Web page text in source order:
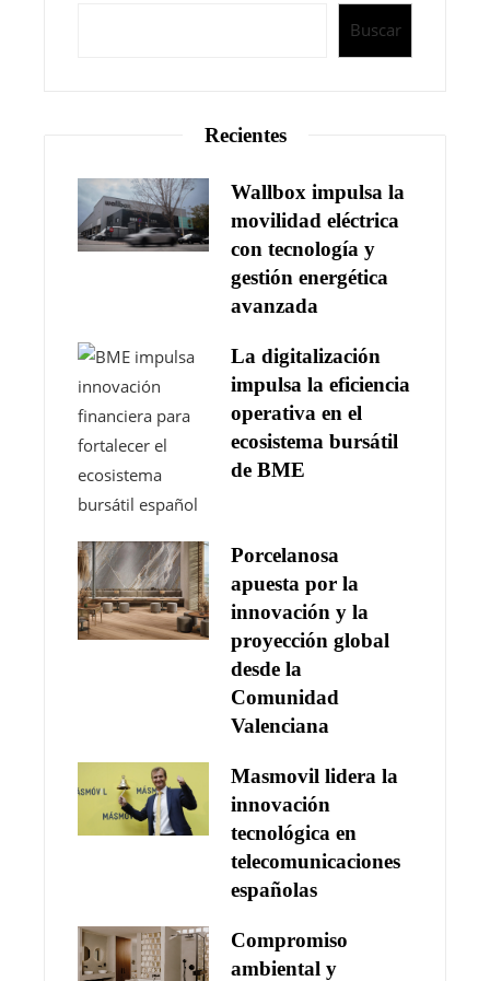
Buscar
Recientes
Wallbox impulsa la
movilidad eléctrica
con tecnología y
gestión energética
avanzada
La digitalización
impulsa la eficiencia
operativa en el
ecosistema bursátil
de BME
Porcelanosa
apuesta por la
innovación y la
proyección global
desde la
Comunidad
Valenciana
Masmovil lidera la
innovación
tecnológica en
telecomunicaciones
españolas
Compromiso
ambiental y